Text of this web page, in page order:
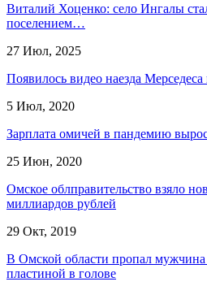
Виталий Хоценко: село Ингалы
поселением…
27 Июл, 2025
Появилось видео наезда
5 Июл, 2020
Зарплата омичей в пандемию
25 Июн, 2020
Омское облправительство взяло
миллиардов рублей
29 Окт, 2019
В Омской области пропал мужчина
пластиной в голове